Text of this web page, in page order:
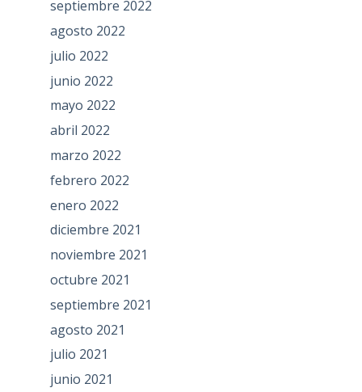
septiembre 2022
agosto 2022
julio 2022
junio 2022
mayo 2022
abril 2022
marzo 2022
febrero 2022
enero 2022
diciembre 2021
noviembre 2021
octubre 2021
septiembre 2021
agosto 2021
julio 2021
junio 2021